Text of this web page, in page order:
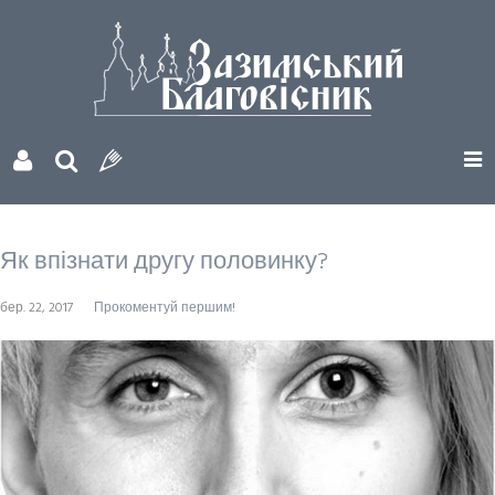
Як впізнати другу половинку?
бер. 22, 2017 Прокоментуй першим!